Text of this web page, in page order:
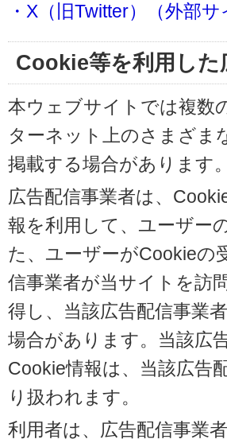
・X（旧Twitter）（外部サ
Cookie等を利用した
本ウェブサイトでは複数
ターネット上のさまざま
掲載する場合があります。
広告配信事業者は、
報を利用して、ユーザー
た、ユーザーがCookieの
信事業者が当サイトを訪
得し、当該広告配信事業
場合があります。当該広
Cookie情報は、当該広告
り扱われます。
利用者は、広告配信事業